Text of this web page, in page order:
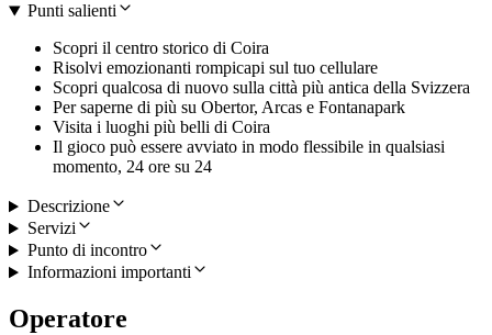
Punti salienti
Scopri il centro storico di Coira
Risolvi emozionanti rompicapi sul tuo cellulare
Scopri qualcosa di nuovo sulla città più antica della Svizzera
Per saperne di più su Obertor, Arcas e Fontanapark
Visita i luoghi più belli di Coira
Il gioco può essere avviato in modo flessibile in qualsiasi
momento, 24 ore su 24
Descrizione
Servizi
Punto di incontro
Informazioni importanti
Operatore